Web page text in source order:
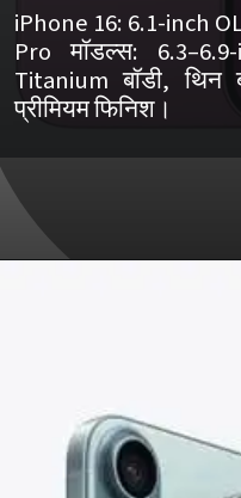
iPhone 16: 6.1-inch
Pro मॉडल्स:
Titanium बॉडी, थिन